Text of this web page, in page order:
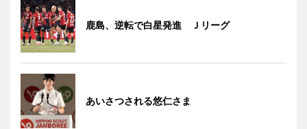
鹿島、逆転で白星発進 Ｊリーグ
あいさつされる悠仁さま